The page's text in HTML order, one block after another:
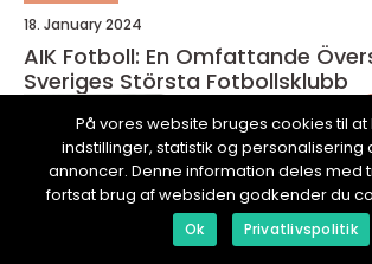
18. January 2024
AIK Fotboll: En Omfattande
Sveriges Största Fotbollsklubb
På vores website bruges cookies til at
indstillinger, statistik og personalisering
annoncer. Denne information deles med
fortsat brug af websiden godkender du
Ok Privatlivspolitik